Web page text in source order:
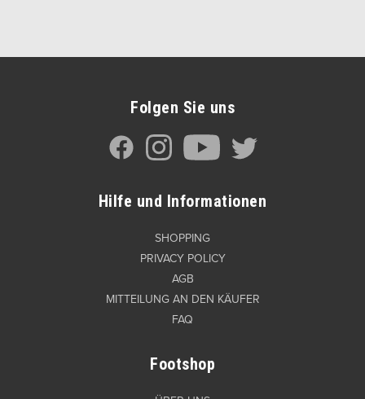
Folgen Sie uns
Hilfe und Informationen
SHOPPING
PRIVACY POLICY
AGB
MITTEILUNG AN DEN KÄUFER
FAQ
Footshop